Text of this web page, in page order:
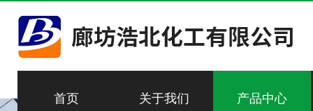
首页 关于我们 产品中心